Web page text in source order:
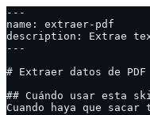
---
name: extraer-pdf
description: Extrae
---
# Extraer datos de PDF
## Cuándo usar esta
Cuando haya que